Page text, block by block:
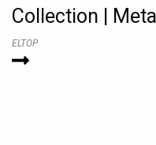
Collection |
ELTOP